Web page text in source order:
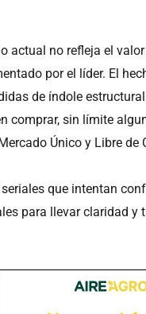
actual no refleja el
por el líder. El
de índole
comprar, sin límite
Único y Libre de
que intentan
para llevar claridad y